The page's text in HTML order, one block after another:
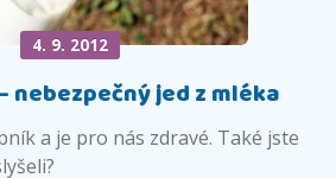
4. 9. 2012
nebezpečný jed z mléka
a je pro nás zdravé. Také jste